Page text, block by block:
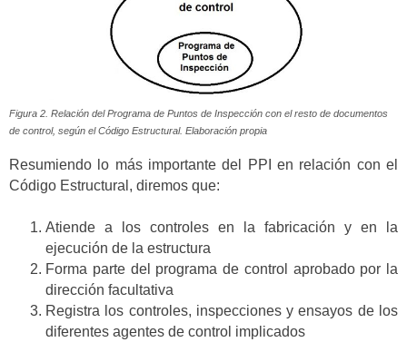
Figura 2. Relación del Programa de Puntos de Inspección con el resto de documentos
de control, según el Código Estructural. Elaboración propia
Resumiendo lo más importante del PPI en relación con el
Código Estructural, diremos que:
Atiende a los controles en la fabricación y en la
ejecución de la estructura
Forma parte del programa de control aprobado por la
dirección facultativa
Registra los controles, inspecciones y ensayos de los
diferentes agentes de control implicados